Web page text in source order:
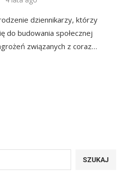
dziennikarzy, którzy
do budowania społecznej
związanych z coraz…
SZUKAJ